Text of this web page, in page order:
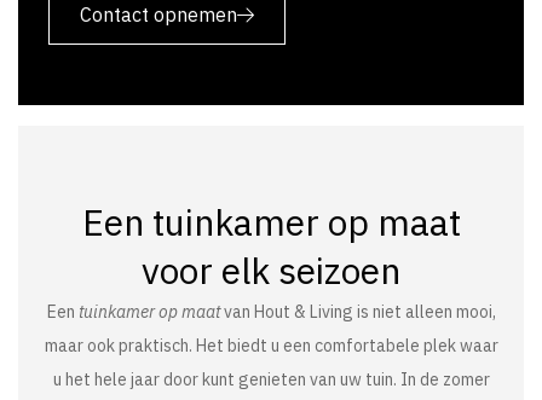
Contact opnemen
Een tuinkamer op maat
voor elk seizoen
Een tuinkamer op maatvan Hout & Living is niet alleen mooi,
maar ook praktisch. Het biedt u een comfortabele plek waar
u het hele jaar door kunt genieten van uw tuin. In de zomer